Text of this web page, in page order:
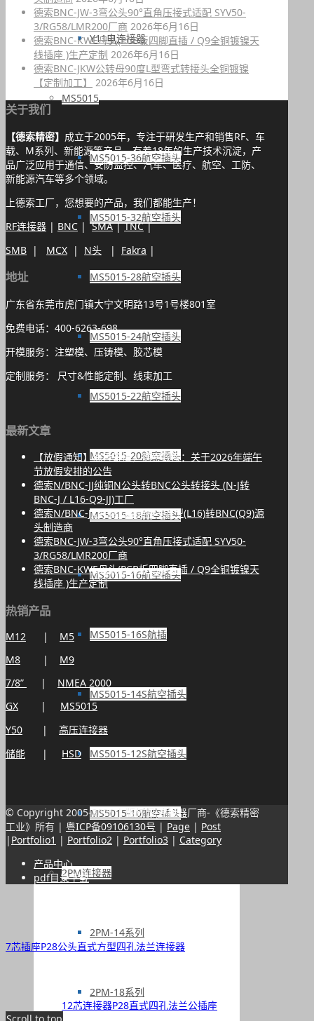
Y11电连接器
MS5015
MS5015-36航空插头
MS5015-32航空插头
MS5015-28航空插头
MS5015-24航空插头
MS5015-22航空插头
MS5015-20航空插头
MS5015-18航空插头
MS5015-16航空插头
MS5015-16S航插
MS5015-14S航空插头
MS5015-12S航空插头
MS5015-10航空插头
2PM连接器
2PM-14系列
2PM-18系列
德索BNC-JW-3弯公头90°直角压接式适配 SYV50-
3/RG58/LMR200厂商 2026年6月16日
德索BNC-KWE母头(PCB板四脚直插 / Q9全铜镀镍天
线插座 )生产定制 2026年6月16日
德索BNC-JKW公转母90度L型弯式转接头全铜镀镍
【定制加工】
2026年6月16日
关于我们
【德索精密】 成立于2005年，专注于研发生产和销售RF、车
载、M系列、新能源等产品，有着18年的生产技术沉淀，产
品广泛应用于通信、安防监控、汽车、医疗、航空、工防、
新能源汽车等多个领域。
上德索工厂，您想要的产品，我们都能生产！
RF连接器 | BNC |SMA|TNC|
SMB | MCX | N头 | Fakra |
地址
广东省东莞市虎门镇大宁文明路13号1号楼801室
免费电话：400-6263-698
开模服务：注塑模、压铸模、胶芯模
定制服务： 尺寸&性能定制、线束加工
最新文章
【放假通知】粽香寄情，德索致候：关于2026年端午
节放假安排的公告
德索N/BNC-JJ纯铜N公头转BNC公头转接头 (N-J转
BNC-J / L16-Q9-JJ)工厂
德索N/BNC-JK射频同轴转接头N型(L16)转BNC(Q9)源
头制造商
德索BNC-JW-3弯公头90°直角压接式适配 SYV50-
3/RG58/LMR200厂商
德索BNC-KWE母头(PCB板四脚直插 / Q9全铜镀镍天
线插座 )生产定制
热销产品
M12 | M5
M8 | M9
7/8”
| NMEA 2000
GX | MS5015
Y50 | 高压连接器
储能 | HSD
© Copyright 2005-2026 | 版权归(连接器厂商-《德索精密
工业》所有 | 粤ICP备09106130号 | Page | Post
| Portfolio1 | Portfolio2 | Portfolio3 | Category
产品中心
pdf目录下载
7芯插座P28公头直式方型四孔法兰连接器
12芯连接器P28直式四孔法兰公插座